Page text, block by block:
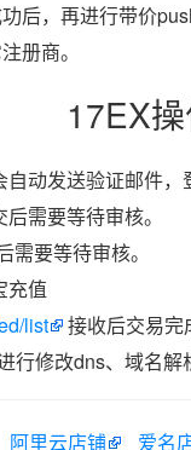
后，再进行带价
册商。
17EX
动发送验证邮件，
后需要等待审核。
需要等待审核。
充值
list
接收后交易完
行修改dns、域名解
阿里云店铺 爱名